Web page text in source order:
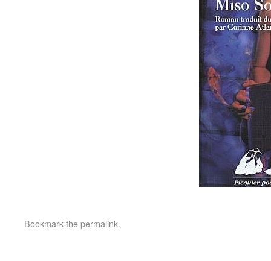
Bookmark thepermalink.